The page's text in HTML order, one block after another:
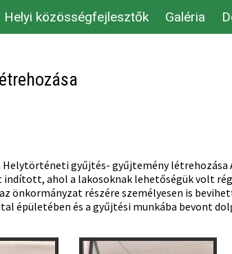
Helyi közösségfejlesztők Galéria
gyűjtés- gyűjtemény létrehozása
ahol a lakosoknak lehetőségük volt
önkormányzat részére személyesen is
épületében és a gyűjtési munkába bevont